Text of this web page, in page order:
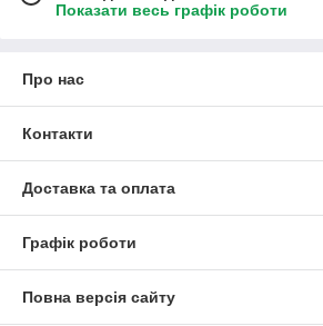
Показати весь графік роботи
Про нас
Контакти
Доставка та оплата
Графік роботи
Повна версія сайту